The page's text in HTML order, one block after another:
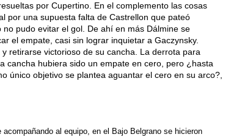
por Cupertino. En el complemento las cosas
por una supuesta falta de Castrellon que pateó
pudo evitar el gol. De ahí en más Dálmine se
el empate, casi sin lograr inquietar a Gaczynsky.
retirarse victorioso de su cancha. La derrota para
cancha hubiera sido un empate en cero, pero ¿hasta
único objetivo se plantea aguantar el cero en su arco?,
al equipo, en el Bajo Belgrano se hicieron